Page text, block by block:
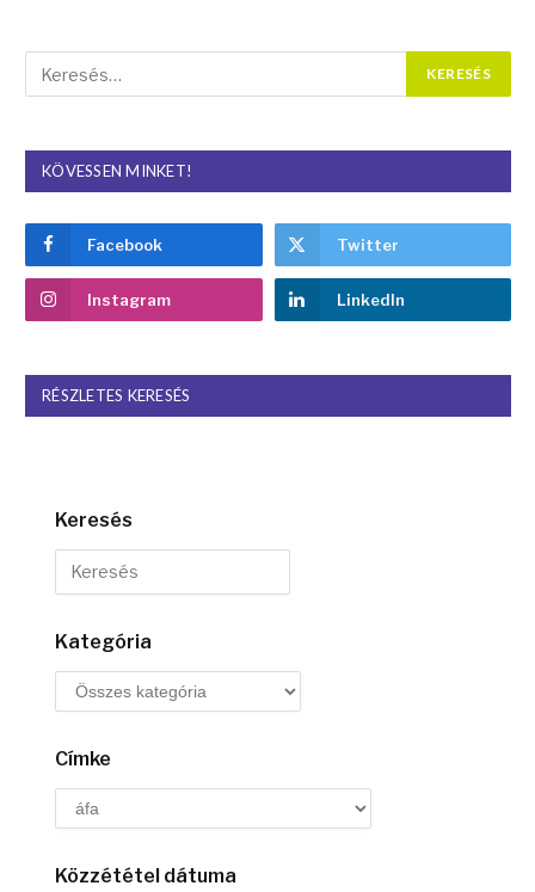
KÖVESSEN MINKET!
Facebook Twitter
Instagram LinkedIn
RÉSZLETES KERESÉS
Keresés
Kategória
Címke
Közzététel dátuma